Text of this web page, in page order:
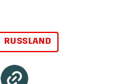
RUSSLAND